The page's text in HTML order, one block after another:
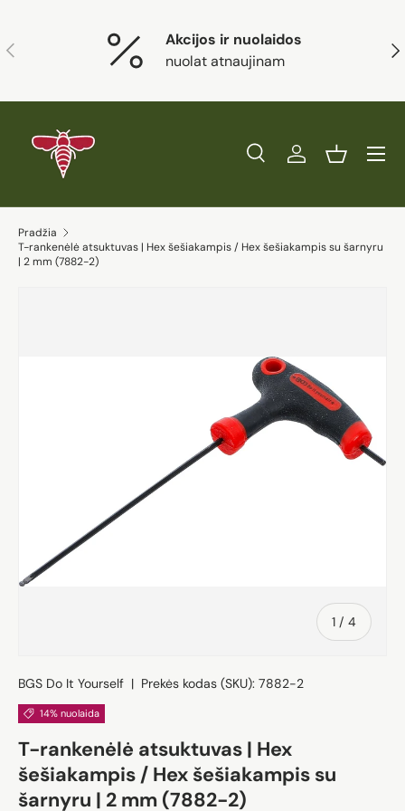
Ankstesnis
Akcijos ir nuolaidos
nuolat atnaujinam
Ieškoti
Prekės tipas
PaieškaPrisijungtiKrepšelis
Pradžia
T-rankenėlė atsuktuvas | Hex šešiakampis / Hex šešiakampis su šarnyru
| 2 mm (7882-2)
1 / iš
4
BGS Do It Yourself | Prekės kodas (SKU): 7882-2
14% nuolaida
T-rankenėlė atsuktuvas | Hex
šešiakampis / Hex šešiakampis su
šarnyru | 2 mm (7882-2)